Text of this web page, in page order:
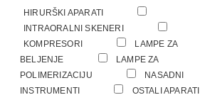
HIRURŠKI APARATI
INTRAORALNI SKENERI
KOMPRESORI
LAMPE ZA
BELJENJE
LAMPE ZA
POLIMERIZACIJU
NASADNI
INSTRUMENTI
OSTALI APARATI I